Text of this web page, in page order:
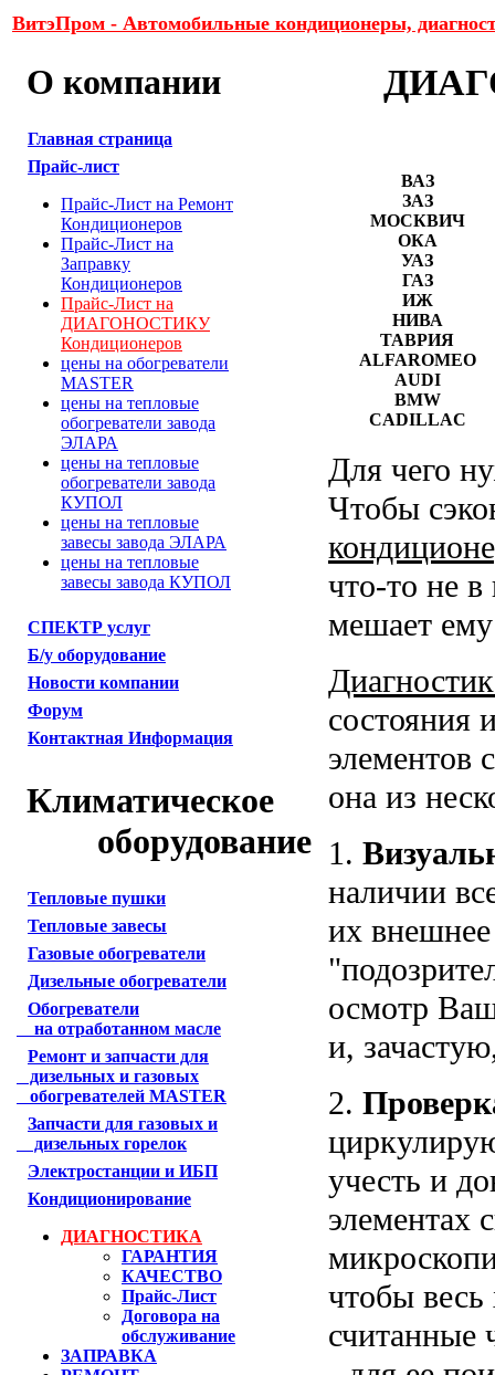
ВитэПром - Автомобильные кондиционеры,
О компании
Главная страница
Прайс-лист
Прайс-Лист на Ремонт
Кондиционеров
Прайс-Лист на
Заправку
Кондиционеров
Прайс-Лист на
ДИАГОНОСТИКУ
Кондиционеров
цены на обогреватели
MASTER
цены на тепловые
обогреватели завода
ЭЛАРА
цены на тепловые
обогреватели завода
КУПОЛ
цены на тепловые
завесы завода ЭЛАРА
цены на тепловые
завесы завода КУПОЛ
СПЕКТР услуг
Б/у оборудование
Новости компании
Форум
Контактная Информация
Климатическое
оборудование
Тепловые пушки
Тепловые завесы
Газовые обогреватели
Дизельные обогреватели
Обогреватели
на отработанном масле
Ремонт и запчасти для
дизельных и газовых
обогревателей MASTER
Запчасти для газовых и
дизельных горелок
Электростанции и ИБП
Кондиционирование
ДИАГНОСТИКА
ГАРАНТИЯ
КАЧЕСТВО
Прайс-Лист
Договора на
обслуживание
ЗАПРАВКА
ВАЗ
ЗАЗ
МОСКВИЧ
ОКА
УАЗ
ГАЗ
ИЖ
НИВА
ТАВРИЯ
ALFAROMEO
AUDI
BMW
CADILLAC
Для чего
Чтобы
что-то не
мешает
состояния
элементов
она из
1.
наличии
их внешнее
осмотр
и,
2.
учесть и
элементах
чтобы весь
считанные